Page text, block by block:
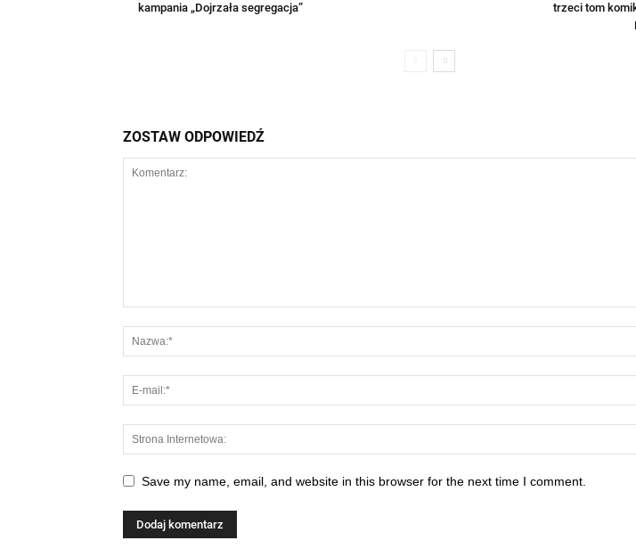
kampania „Dojrzała segregacja”
trzeci tom
ZOSTAW ODPOWIEDŹ
Save my name, email, and website in this browser for the next time I comment.